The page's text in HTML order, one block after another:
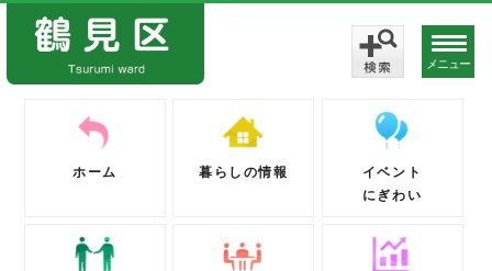
メニュー
ホーム 暮らしの情報
イベント
にぎわい